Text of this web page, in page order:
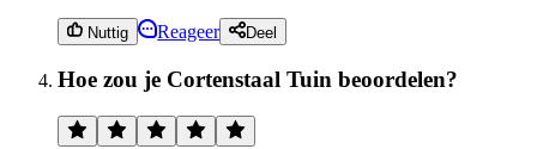
Nuttig Reageer Deel
Hoe zou je Cortenstaal Tuin beoordelen?